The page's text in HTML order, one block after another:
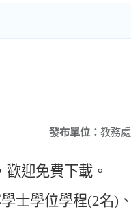
發布單位： 教務處
歡迎免費下載 。
士學位學程(2名) 、